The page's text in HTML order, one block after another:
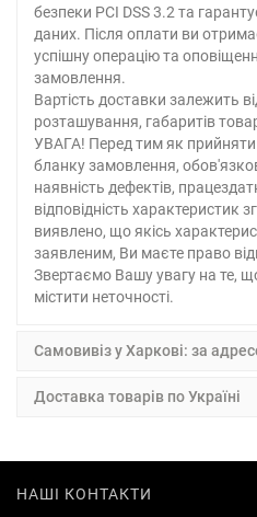
безпеки PCI DSS 3.2 та
даних. Після оплати ви
успішну операцію та
замовлення.
Вартість доставки залежить
розташування, габаритів
УВАГА! Перед тим як
бланку замовлення,
наявність дефектів,
відповідність характеристик
виявлено, що якісь
заявленим, Ви маєте право
Звертаємо Вашу увагу на те,
містити неточності.
Самовивіз у Харкові: за
Доставка товарів по Україні
НАШІ КОНТАКТИ